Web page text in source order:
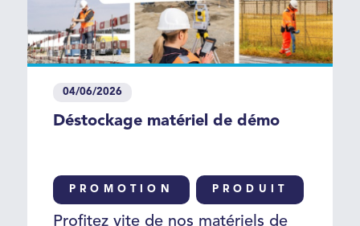
04/06/2026
Déstockage matériel de démo
PROMOTION PRODUIT
Profitez vite de nos matériels de